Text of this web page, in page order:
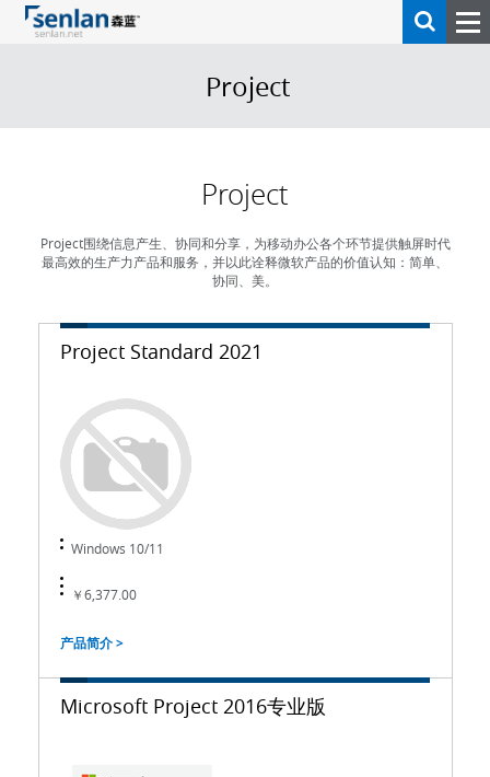
Project
Project
Project围绕信息产生、协同和分享，为移动办公各个环节提供触屏时代
最高效的生产力产品和服务，并以此诠释微软产品的价值认知：简单、
协同、美。
Project Standard 2021
Windows 10/11
￥6,377.00
产品简介 >
Microsoft Project 2016专业版